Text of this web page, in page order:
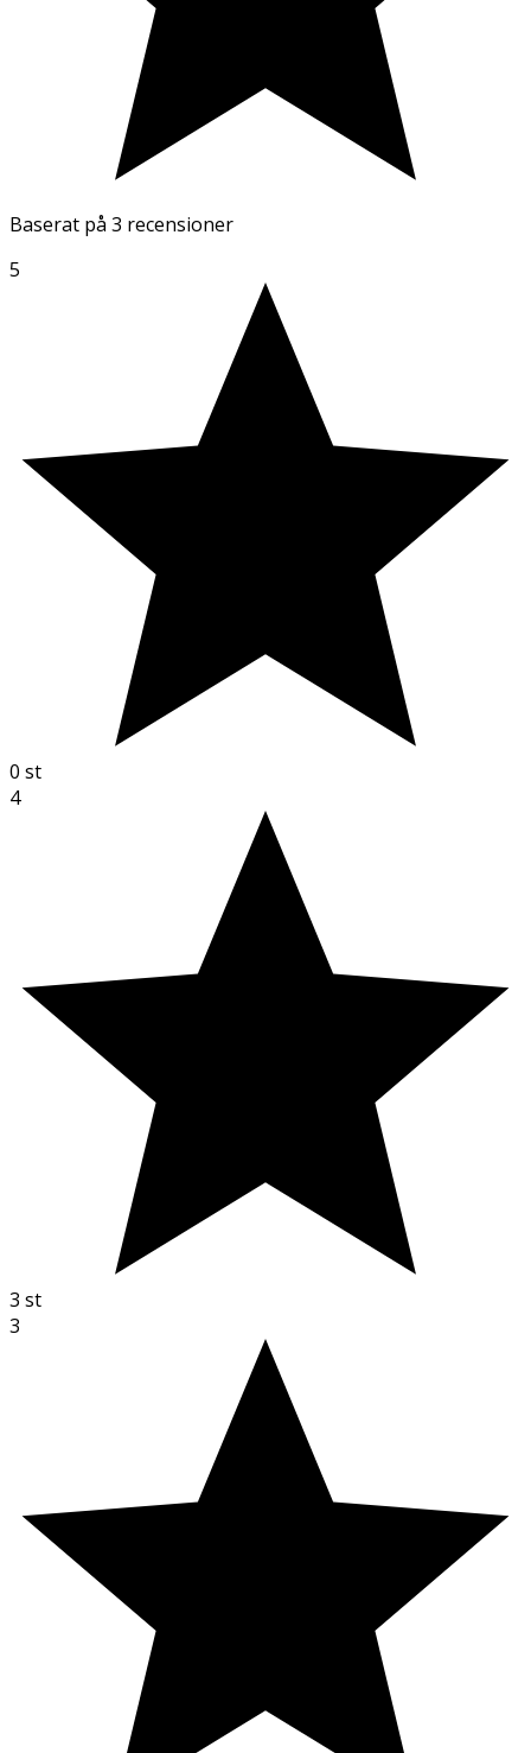
Baserat på 3 recensioner
5
0 st
4
3 st
3